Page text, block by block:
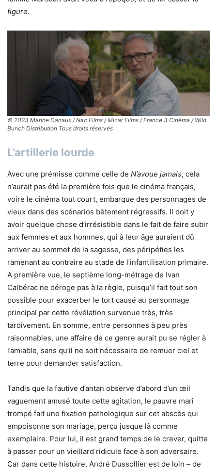
figure.
© 2023 Marine Danaux / Nac Films / Mizar Films / France 3 Cinéma / Wild
Bunch Distribution Tous droits réservés
L’artillerie lourde
Avec une prémisse comme celle de N’avoue jamais, cela
n’aurait pas été la première fois que le cinéma français,
voire le cinéma tout court, embarque des personnages de
vieux dans des scénarios bêtement régressifs. Il doit y
avoir quelque chose d’irrésistible dans le fait de faire subir
aux femmes et aux hommes, qui à leur âge auraient dû
arriver au sommet de la sagesse, des péripéties les
ramenant au contraire au stade de l’infantilisation primaire.
A première vue, le septième long-métrage de Ivan
Calbérac ne déroge pas à la règle, puisqu’il fait tout son
possible pour exacerber le tort causé au personnage
principal par cette révélation survenue très, très
tardivement. En somme, entre personnes à peu près
raisonnables, une affaire de ce genre aurait pu se régler à
l’amiable, sans qu’il ne soit nécessaire de remuer ciel et
terre pour demander satisfaction.
Tandis que la fautive d’antan observe d’abord d’un œil
vaguement amusé toute cette agitation, le pauvre mari
trompé fait une fixation pathologique sur cet abscès qui
empoisonne son mariage, perçu jusque là comme
exemplaire. Pour lui, il est grand temps de le crever, quitte
à passer pour un vieillard ridicule face à son adversaire.
Car dans cette histoire, André Dussollier est de loin – de